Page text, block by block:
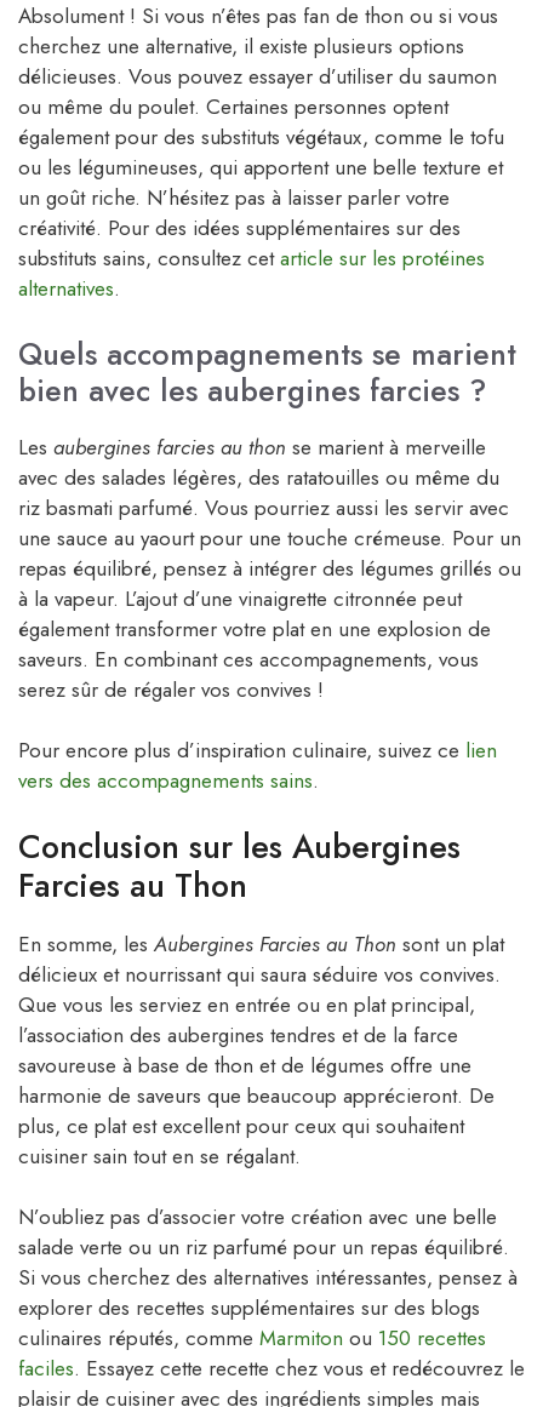
Absolument ! Si vous n’êtes pas fan de thon ou si vous
cherchez une alternative, il existe plusieurs options
délicieuses. Vous pouvez essayer d’utiliser du saumon
ou même du poulet. Certaines personnes optent
également pour des substituts végétaux, comme le tofu
ou les légumineuses, qui apportent une belle texture et
un goût riche. N’hésitez pas à laisser parler votre
créativité. Pour des idées supplémentaires sur des
substituts sains, consultez cetarticle sur les protéines
alternatives.
Quels accompagnements se marient
bien avec les aubergines farcies ?
Les aubergines farcies au thon se marient à merveille
avec des salades légères, des ratatouilles ou même du
riz basmati parfumé. Vous pourriez aussi les servir avec
une sauce au yaourt pour une touche crémeuse. Pour un
repas équilibré, pensez à intégrer des légumes grillés ou
à la vapeur. L’ajout d’une vinaigrette citronnée peut
également transformer votre plat en une explosion de
saveurs. En combinant ces accompagnements, vous
serez sûr de régaler vos convives !
Pour encore plus d’inspiration culinaire, suivez ce lien
vers des accompagnements sains.
Conclusion sur les Aubergines
Farcies au Thon
En somme, lesAubergines Farcies au Thon sont un plat
délicieux et nourrissant qui saura séduire vos convives.
Que vous les serviez en entrée ou en plat principal,
l’association des aubergines tendres et de la farce
savoureuse à base de thon et de légumes offre une
harmonie de saveurs que beaucoup apprécieront. De
plus, ce plat est excellent pour ceux qui souhaitent
cuisiner sain tout en se régalant.
N’oubliez pas d’associer votre création avec une belle
salade verte ou un riz parfumé pour un repas équilibré.
Si vous cherchez des alternatives intéressantes, pensez à
explorer des recettes supplémentaires sur des blogs
culinaires réputés, comme Marmiton ou 150 recettes
faciles. Essayez cette recette chez vous et redécouvrez le
plaisir de cuisiner avec des ingrédients simples mais